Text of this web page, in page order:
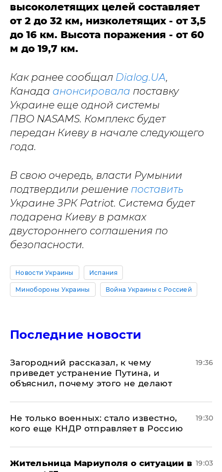
высоколетящих целей составляет
от 2 до 32 км, низколетящих - от 3,5
до 16 км. Высота поражения - от 60
м до 19,7 км.
Как ранее сообщал Dialog.UA,
Канада анонсировала поставку
Украине еще одной системы
ПВО NASAMS. Комплекс будет
передан Киеву в начале следующего
года.
В свою очередь, власти Румынии
подтвердили решение поставить
Украине ЗРК Patriot. Система будет
подарена Киеву в рамках
двустороннего соглашения по
безопасности.
Новости Украины Испания
Минобороны Украины Война Украины с Россией
Последние новости
Загородний рассказал, к чему
приведет устранение Путина, и
объяснил, почему этого не делают
19:36
Не только военных: стало известно,
кого еще КНДР отправляет в Россию
19:30
Жительница Мариуполя о ситуации в 19:03